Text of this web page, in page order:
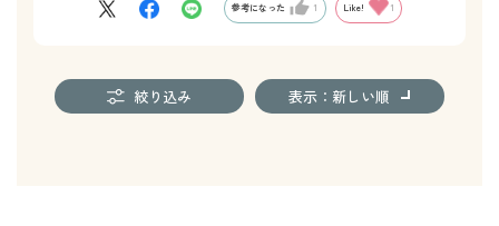
参考になった 1 Like! 1
絞り込み 表示：新しい順